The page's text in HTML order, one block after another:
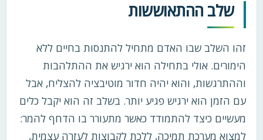
שלב ההתאוששות
זהו השלב שבו האדם מתחיל להתנסות בחיים ללא
הימורים. אולי בתחילה הוא ירגיש את ההתלהבות
וההתרגשות, והוא יהיה חדור מוטיבציה להצליח, אבל
עם הזמן הוא ירגיש פגיע יותר. בשלב זה הוא יקבל כלים
מעשיים כיצד להתמודד כאשר מתעורר בו הדחף להמר:
למצוא מערכת תמיכה, ללכת לקבוצות לעזרה עצמית,